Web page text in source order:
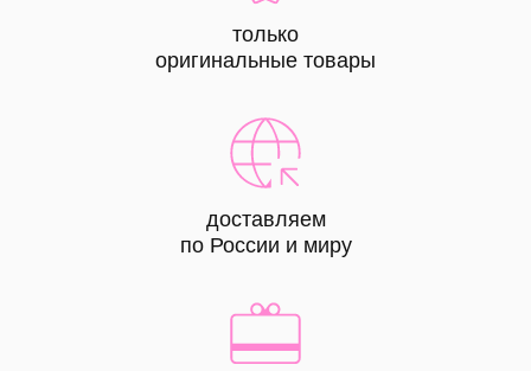
только
оригинальные товары
доставляем
по России и миру